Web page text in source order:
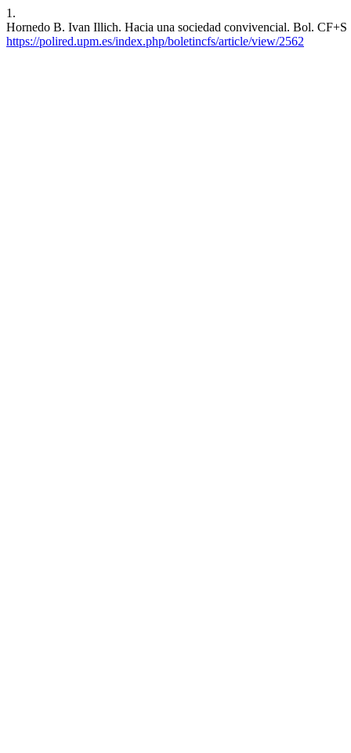
1.
Hornedo B. Ivan Illich. Hacia una sociedad convivencial. Bol.
https://polired.upm.es/index.php/boletincfs/article/view/2562